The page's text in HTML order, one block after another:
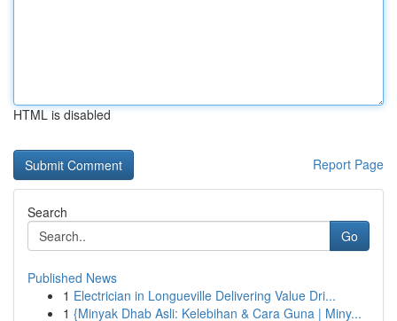
HTML is disabled
Report Page
Search
Go
Published News
1 Electrician in Longueville Delivering Value Dri...
1 {Minyak Dhab Asli: Kelebihan & Cara Guna | Miny...